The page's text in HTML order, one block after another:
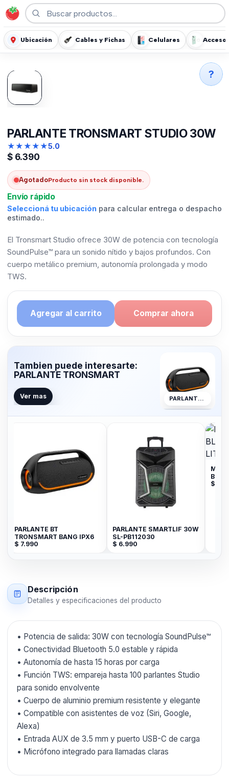
Ubicación Cables y Fichas Celulares
PARLANTE TRONSMART STUDIO 30W
★★★★★5.0
$ 6.390
AgotadoProducto sin stock disponible.
Envío rápido
Seleccioná tu ubicación para calcular entrega o despacho
estimado..
El Tronsmart Studio ofrece 30W de potencia con tecnología
SoundPulse™ para un sonido nítido y bajos profundos. Con
cuerpo metálico premium, autonomía prolongada y modo
TWS.
Agregar al carrito Comprar ahora
Tambien puede interesarte:
PARLANTE TRONSMART
Ver mas PARLANTE TRONSMART
PARLANTE BT
TRONSMART BANG IPX6
$ 7.990
PARLANTE SMARTLIF 30W
SL-PB112030
$ 6.990
MINI
$
Descripción
Detalles y especificaciones del producto
• Potencia de salida: 30W con tecnología SoundPulse™
• Conectividad Bluetooth 5.0 estable y rápida
• Autonomía de hasta 15 horas por carga
• Función TWS: empareja hasta 100 parlantes Studio
para sonido envolvente
• Cuerpo de aluminio premium resistente y elegante
• Compatible con asistentes de voz (Siri, Google,
Alexa)
• Entrada AUX de 3.5 mm y puerto USB-C de carga
• Micrófono integrado para llamadas claras
?